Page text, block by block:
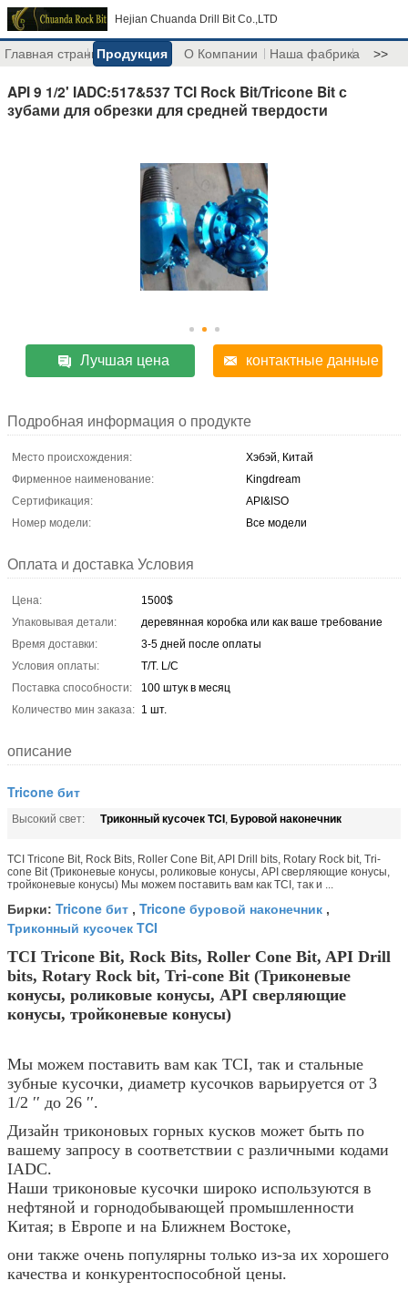
Hejian Chuanda Drill Bit Co.,LTD
Главная страницаПродукция О Компании Наша фабрика >>
API 9 1/2' IADC:517&537 TCI Rock Bit/Tricone Bit с
зубами для обрезки для средней твердости
Лучшая цена контактные данные
Подробная информация о продукте
Место происхождения:
Хэбэй, Китай
Фирменное наименование:
Kingdream
Сертификация:
API&ISO
Номер модели:
Все модели
Оплата и доставка Условия
Цена:
1500$
Упаковывая детали:
деревянная коробка или как ваше требование
Время доставки:
3-5 дней после оплаты
Условия оплаты:
T/T. L/C
Поставка способности:
100 штук в месяц
Количество мин заказа: 1 шт.
описание
Tricone бит
Высокий свет: Триконный кусочек TCI, Буровой наконечник
TCI Tricone Bit, Rock Bits, Roller Cone Bit, API Drill bits, Rotary Rock bit, Tri-
cone Bit (Триконевые конусы, роликовые конусы, API сверляющие конусы,
тройконевые конусы) Мы можем поставить вам как TCI, так и ...
Бирки: Tricone бит , Tricone буровой наконечник ,
Триконный кусочек TCI
TCI Tricone Bit, Rock Bits, Roller Cone Bit, API Drill
bits, Rotary Rock bit, Tri-cone Bit (Триконевые
конусы, роликовые конусы, API сверляющие
конусы, тройконевые конусы)
Мы можем поставить вам как TCI, так и стальные
зубные кусочки, диаметр кусочков варьируется от 3
1/2 ′′ до 26 ′′.
Дизайн триконовых горных кусков может быть по
вашему запросу в соответствии с различными кодами
IADC.
Наши триконовые кусочки широко используются в
нефтяной и горнодобывающей промышленности
Китая; в Европе и на Ближнем Востоке,
они также очень популярны только из-за их хорошего
качества и конкурентоспособной цены.